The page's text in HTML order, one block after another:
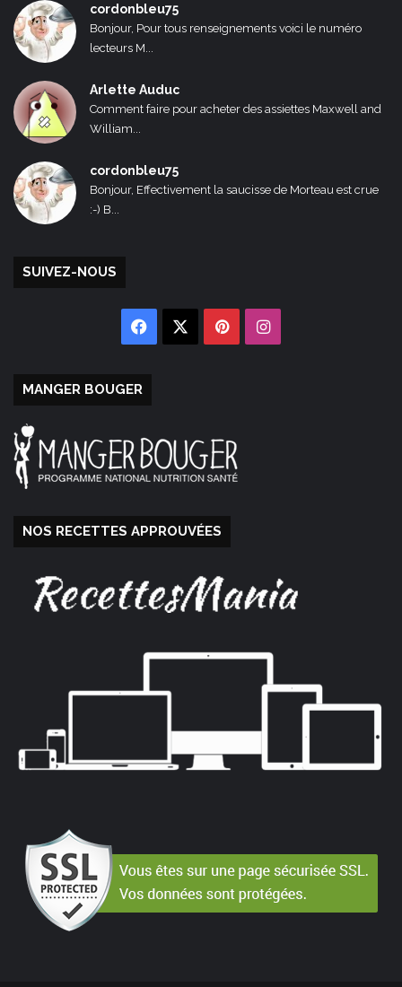
cordonbleu75
Bonjour, Pour tous renseignements voici le numéro
lecteurs M...
Arlette Auduc
Comment faire pour acheter des assiettes Maxwell and
William...
cordonbleu75
Bonjour, Effectivement la saucisse de Morteau est crue
:-) B...
SUIVEZ-NOUS
Facebook PinterestInstagram
MANGER BOUGER
NOS RECETTES APPROUVÉES